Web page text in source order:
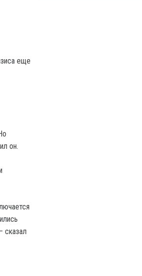
еще
он.
сказал